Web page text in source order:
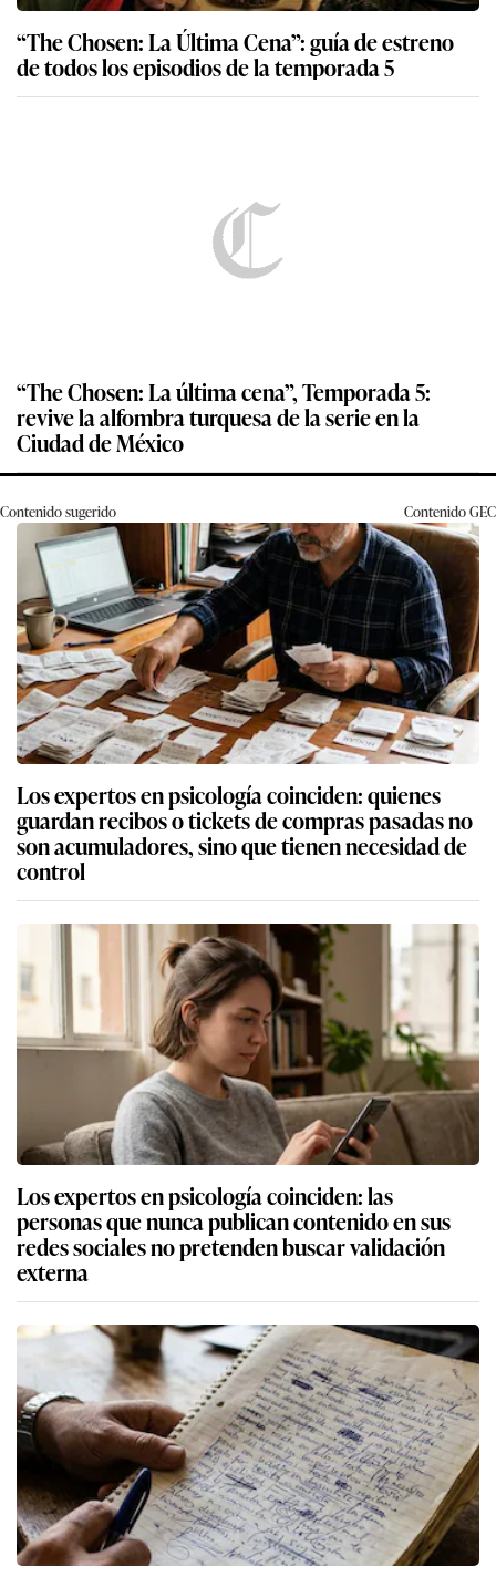
“The Chosen: La Última Cena”: guía de estreno
de todos los episodios de la temporada 5
“The Chosen: La última cena”, Temporada 5:
revive la alfombra turquesa de la serie en la
Ciudad de México
Contenido sugerido ContenidoGEC
Los expertos en psicología coinciden: quienes
guardan recibos o tickets de compras pasadas no
son acumuladores, sino que tienen necesidad de
control
Los expertos en psicología coinciden: las
personas que nunca publican contenido en sus
redes sociales no pretenden buscar validación
externa